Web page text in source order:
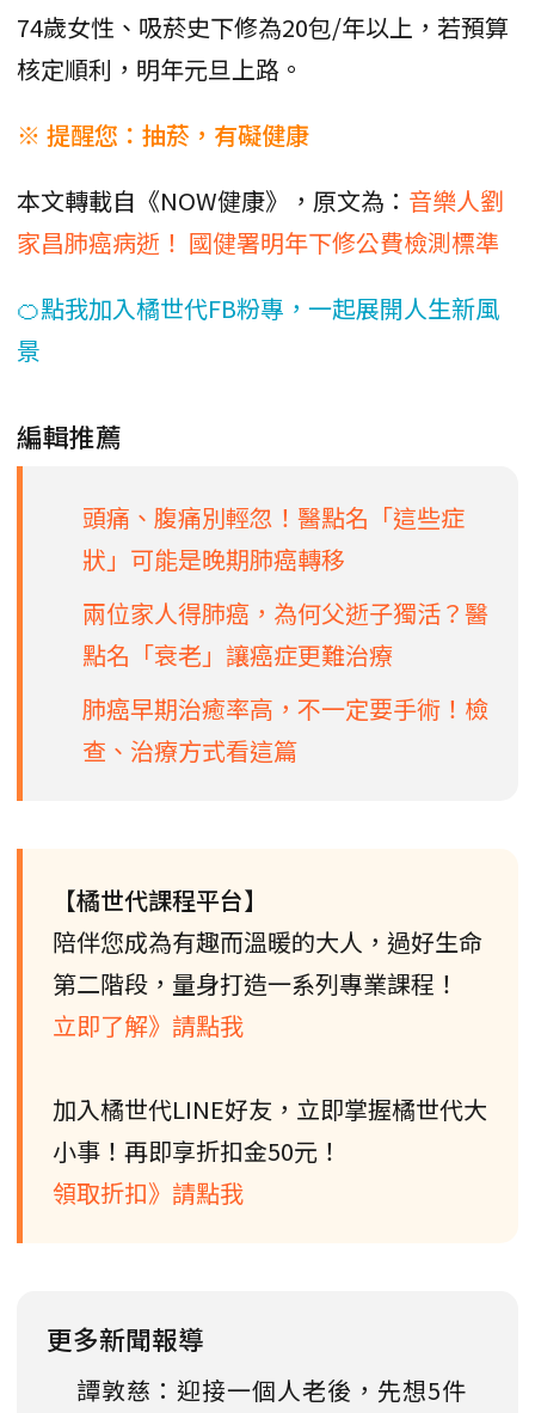
74歲女性、吸菸史下修為20包/年以上，若預算
核定順利，明年元旦上路。
※ 提醒您：抽菸，有礙健康
本文轉載自《NOW健康》，原文為： 音樂人劉
家昌肺癌病逝！ 國健署明年下修公費檢測標準
🍊點我加入橘世代FB粉專，一起展開人生新風
景
編輯推薦
頭痛、腹痛別輕忽！醫點名「這些症
狀」可能是晚期肺癌轉移
兩位家人得肺癌，為何父逝子獨活？醫
點名「衰老」讓癌症更難治療
肺癌早期治癒率高，不一定要手術！檢
查、治療方式看這篇
【橘世代課程平台】
陪伴您成為有趣而溫暖的大人，過好生命
第二階段，量身打造一系列專業課程！
立即了解》請點我
加入橘世代LINE好友，立即掌握橘世代大
小事！再即享折扣金50元！
領取折扣》請點我
更多新聞報導
譚敦慈：迎接一個人老後，先想5件